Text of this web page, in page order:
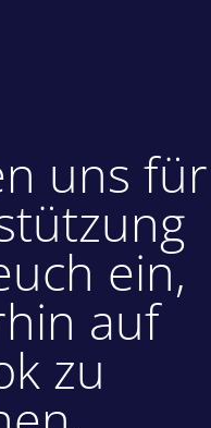
uns für
ein,
auf
zu